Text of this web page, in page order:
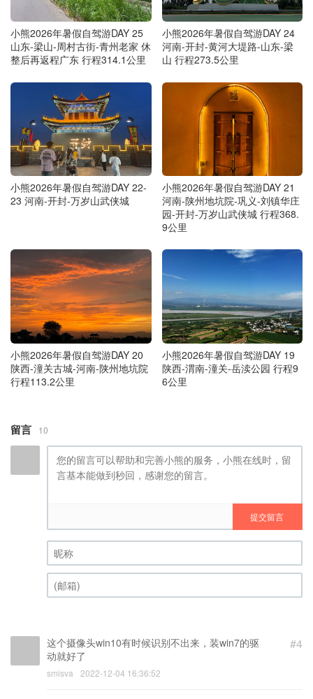
小熊2026年暑假自驾游DAY 25
山东-梁山-周村古街-青州老家 休
整后再返程广东 行程314.1公里
小熊2026年暑假自驾游DAY 24
河南-开封-黄河大堤路-山东-梁
山 行程273.5公里
小熊2026年暑假自驾游DAY 22-
23 河南-开封-万岁山武侠城
小熊2026年暑假自驾游DAY 21
河南-陕州地坑院-巩义-刘镇华庄
园-开封-万岁山武侠城 行程368.
9公里
小熊2026年暑假自驾游DAY 20
陕西-潼关古城-河南-陕州地坑院
行程113.2公里
小熊2026年暑假自驾游DAY 19
陕西-渭南-潼关-岳渎公园 行程9
6公里
留言 10
提交留言
昵称 (必填)
#4
这个摄像头win10有时候识别不出来，装win7的驱
动就好了
smisva 2022-12-04 16:36:52